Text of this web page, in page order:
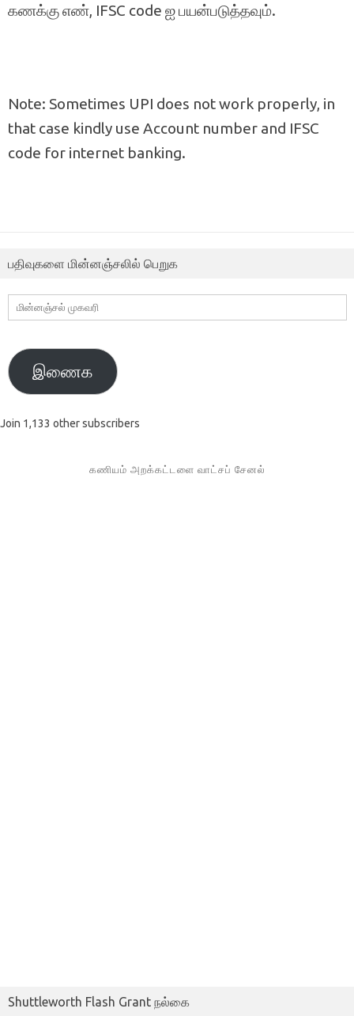
கணக்கு எண், IFSC code ஐ பயன்படுத்தவும்.
Note: Sometimes UPI does not work properly, in
that case kindly use Account number and IFSC
code for internet banking.
பதிவுகளை மின்னஞ்சலில் பெறுக
மின்னஞ்சல்
முகவரி
இணைக
Join 1,133 other subscribers
கணியம் அறக்கட்டளை வாட்சப் சேனல்
Shuttleworth Flash Grant நல்கை